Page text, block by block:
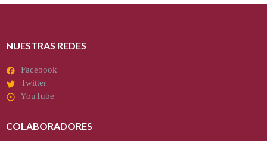
NUESTRAS REDES
Facebook
Twitter
YouTube
COLABORADORES